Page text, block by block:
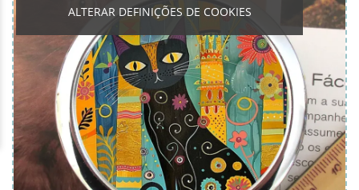
ALTERAR DEFINIÇÕES DE COOKIES